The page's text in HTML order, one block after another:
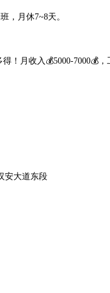
，月休7~8天。
！月收入💰5000-7000💰，
安大道东段